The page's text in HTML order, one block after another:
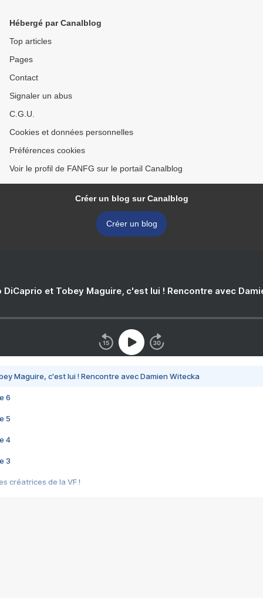
Hébergé par Canalblog
Top articles
Pages
Contact
Signaler un abus
C.G.U.
Cookies et données personnelles
Préférences cookies
Voir le profil de FANFG sur le portail Canalblog
Créer un blog sur Canalblog
Créer un blog
DiCaprio et Tobey Maguire, c'est lui ! Rencontre avec
Maguire, c'est lui ! Rencontre avec Damien Witecka
6
5
4
3
créatrices de la VF !